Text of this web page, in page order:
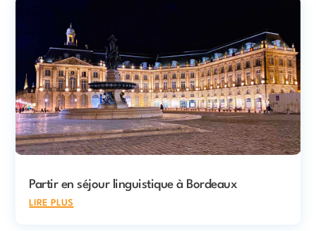
Partir en séjour linguistique à Bordeaux
lire plus